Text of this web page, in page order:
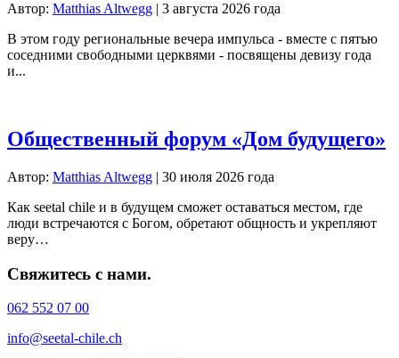
Автор: Matthias Altwegg | 3 августа 2026 года
В этом году региональные вечера импульса - вместе с пятью
соседними свободными церквями - посвящены девизу года
и...
Общественный форум «Дом будущего»
Автор: Matthias Altwegg | 30 июля 2026 года
Как seetal chile и в будущем сможет оставаться местом, где
люди встречаются с Богом, обретают общность и укрепляют
веру…
Свяжитесь с нами.
062 552 07 00
info@seetal-chile.ch